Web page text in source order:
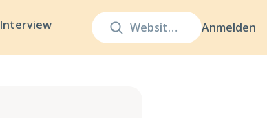
Anmelden
Interview